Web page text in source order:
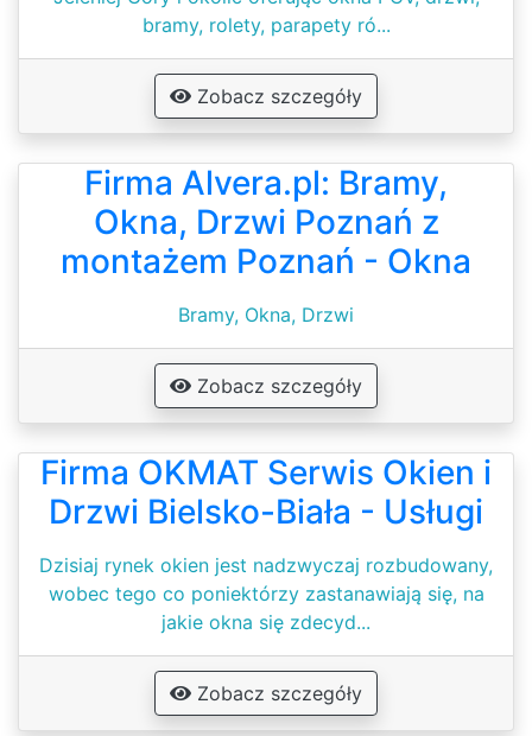
bramy, rolety, parapety ró...
Zobacz szczegóły
Firma Alvera.pl: Bramy,
Okna, Drzwi Poznań z
montażem Poznań - Okna
Bramy, Okna, Drzwi
Zobacz szczegóły
Firma OKMAT Serwis Okien i
Drzwi Bielsko-Biała - Usługi
Dzisiaj rynek okien jest nadzwyczaj rozbudowany,
wobec tego co poniektórzy zastanawiają się, na
jakie okna się zdecyd...
Zobacz szczegóły